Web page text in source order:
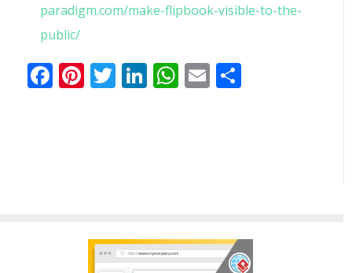
paradigm.com/make-flipbook-visible-to-the-
public/
Facebook
Pinterest
Twitter
LinkedIn
WhatsApp
Email